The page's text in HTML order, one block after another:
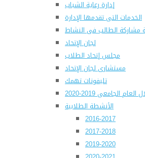
إدارة رعاية الشباب
الخدمات التى تقدمها الإدارة
مشاركة الطالب فى النشاط
لجان الإتحاد
مجلس إتحاد الطلاب
مستشارى لجان الإتحاد
تليفونات تهمك
الجامعى 2019-2020
الأنشطة الطلابية
2016-2017
2017-2018
2019-2020